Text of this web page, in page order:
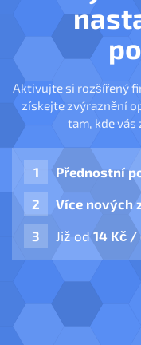
Aktivujte si rozšířený
získejte zvýraznění
tam, kde vás
Přednostní
Více nových
Již od14 Kč /